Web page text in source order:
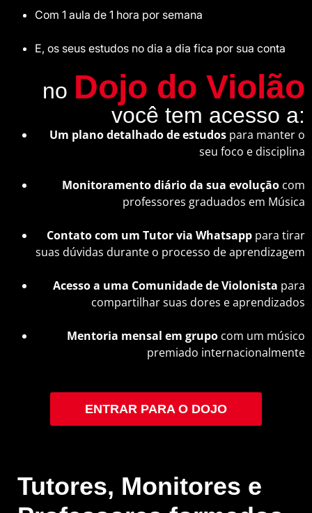
Com 1 aula de 1 hora por semana
E, os seus estudos no dia a dia fica por sua conta
no Dojo do Violão
você tem acesso a:
Um plano detalhado de estudos para manter o
seu foco e disciplina
Monitoramento diário da sua evolução com
professores graduados em Música
Contato com um Tutor via Whatsapp para tirar
suas dúvidas durante o processo de aprendizagem
Acesso a uma Comunidade de Violonista para
compartilhar suas dores e aprendizados
Mentoria mensal em grupo com um músico
premiado internacionalmente
ENTRAR PARA O DOJO
Tutores, Monitores e